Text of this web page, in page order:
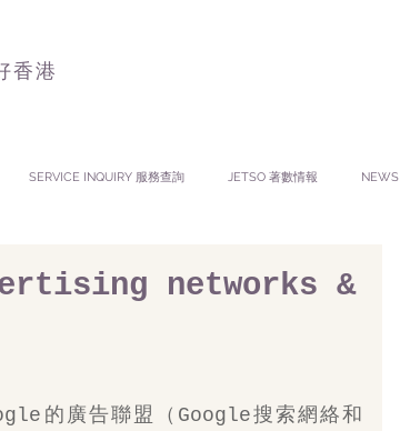
香港
SERVICE INQUIRY 服務查詢 JETSO 著數情報
networks &
的廣告聯盟（Google搜索網絡和